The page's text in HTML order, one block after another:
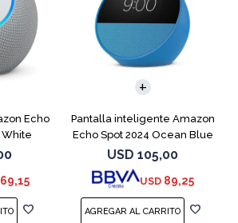
Echo
White
Pantalla inteligente Amazon
Echo Spot 2024 Ocean Blue
USD 105,00
USD 89,25